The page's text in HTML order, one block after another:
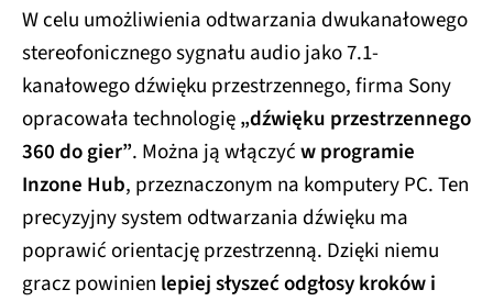
W celu umożliwienia odtwarzania dwukanałowego
stereofonicznego sygnału audio jako 7.1-
kanałowego dźwięku przestrzennego, firma Sony
opracowała technologię„dźwięku przestrzennego
360 do gier”. Można ją włączyćw programie
Inzone Hub, przeznaczonym na komputery PC. Ten
precyzyjny system odtwarzania dźwięku ma
poprawić orientację przestrzenną. Dzięki niemu
gracz powinien lepiej słyszeć odgłosy kroków i